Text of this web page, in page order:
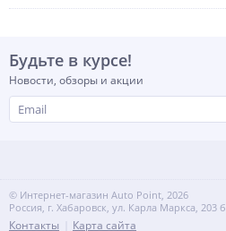
Будьте в курсе!
Новости, обзоры и акции
© Интернет-магазин Auto Point, 2026
Россия, г. Хабаровск, ул. Карла Маркса, 203 б
Контакты Карта сайта